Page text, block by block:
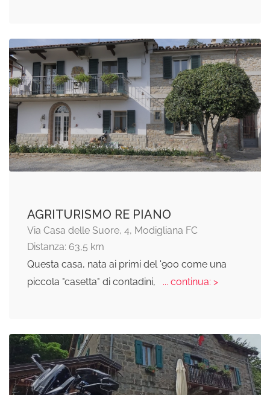
AGRITURISMO RE PIANO
Via Casa delle Suore, 4, Modigliana FC
Distanza: 63,5 km
Questa casa, nata ai primi del '900 come una
piccola "casetta" di contadini,
... continua: >